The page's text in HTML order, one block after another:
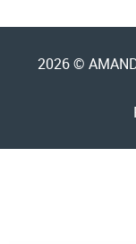
2026 ©